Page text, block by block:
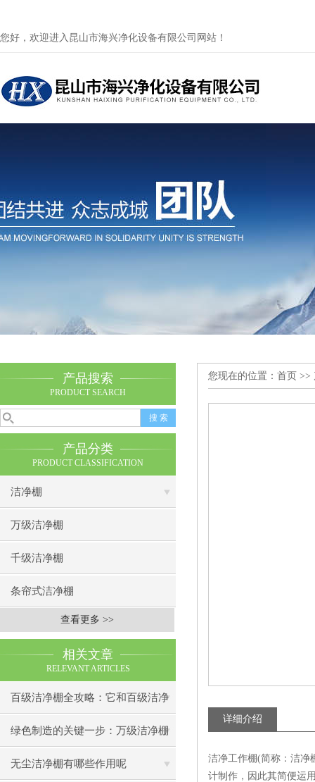
您好，欢迎进入昆山市海兴净化设备有限公司网站！
产品搜索
PRODUCT SEARCH
产品分类
PRODUCT CLASSIFICATION
洁净棚
万级洁净棚
千级洁净棚
条帘式洁净棚
查看更多 >>
相关文章
RELEVANT ARTICLES
百级洁净棚全攻略：它和百级洁净
室到底有什么区别？
绿色制造的关键一步：万级洁净棚
助力环保型半导体产业发展
无尘洁净棚有哪些作用呢
您现在的位置： 首页 >>
详细介绍
洁净工作棚(简称：洁净
计制作，因此其简便运